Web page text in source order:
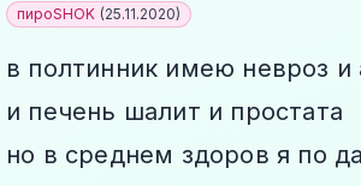
пироSHOK (25.11.2020)
в полтинник имею невроз и
и печень шалит и простата
но в среднем здоров я по